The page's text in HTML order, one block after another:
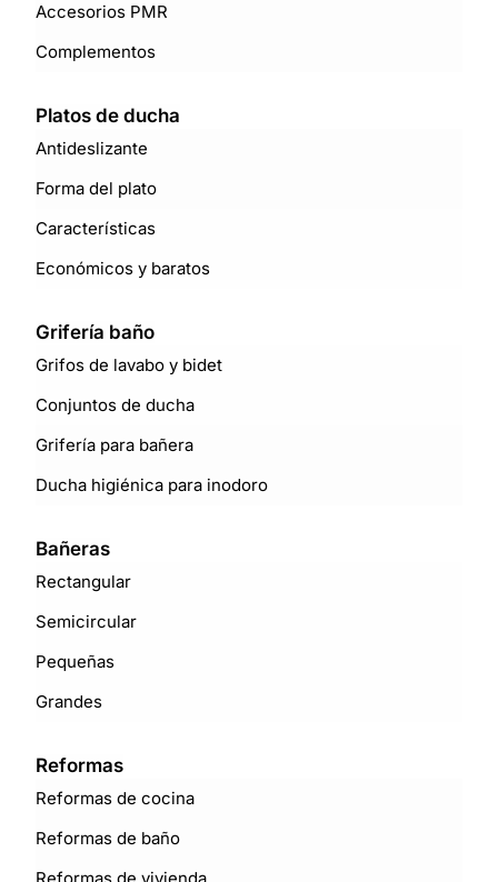
Accesorios PMR
Complementos
Platos de ducha
Antideslizante
Forma del plato
Características
Económicos y baratos
Grifería baño
Grifos de lavabo y bidet
Conjuntos de ducha
Grifería para bañera
Ducha higiénica para inodoro
Bañeras
Rectangular
Semicircular
Pequeñas
Grandes
Reformas
Reformas de cocina
Reformas de baño